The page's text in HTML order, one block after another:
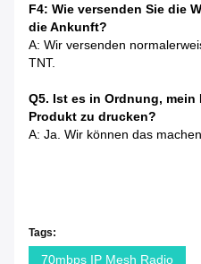
F4: Wie versenden Sie die
die Ankunft?
A: Wir versenden
TNT.
Q5. Ist es in Ordnung, mein
Produkt zu drucken?
A: Ja. Wir können das machen.
Tags:
70mbps IP Mesh Radio